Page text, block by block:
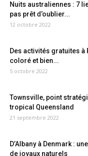
Nuits australiennes : 7
pas prêt d’oublier...
12 octobre 2022
Des activités gratuites à
coloré et bien...
5 octobre 2022
Townsville, point
tropical Queensland
21 septembre 2022
D’Albany à Denmark :
de joyaux naturels